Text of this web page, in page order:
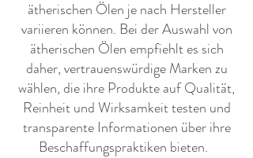
ätherischen Ölen je nach Hersteller
variieren können. Bei der Auswahl von
ätherischen Ölen empfiehlt es sich
daher, vertrauenswürdige Marken zu
wählen, die ihre Produkte auf Qualität,
Reinheit und Wirksamkeit testen und
transparente Informationen über ihre
Beschaffungspraktiken bieten. ​ ​